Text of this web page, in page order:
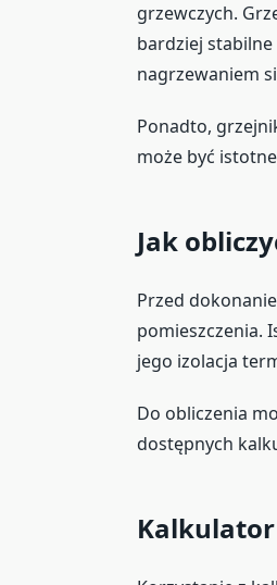
grzewczych.
bardziej
nagrzewaniem
Ponadto,
może być
Jak
Przed
pomieszczenia.
jego izolacja
Do obliczenia
dostępnych